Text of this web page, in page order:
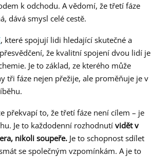
k odchodu. A vědomí, že třetí fáze
dává smysl celé cestě.
, které spojují lidi hledající skutečné a
že kvalitní spojení dvou lidí je
Je to základ, ze kterého může
tři fáze nejen přežije, ale proměňuje je v
překvapí to, že třetí fáze není cílem – je
Je to každodenní rozhodnutí vidět v
nikoli soupeře. Je to schopnost sdílet
se společným vzpomínkám. A je to